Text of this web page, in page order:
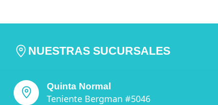
NUESTRAS SUCURSALES
Quinta Normal
Teniente Bergman #5046